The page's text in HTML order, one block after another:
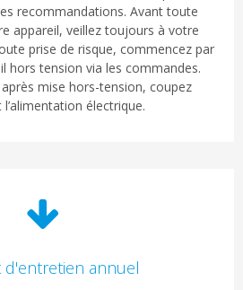
recommandations. Avant toute
appareil, veillez toujours à votre
prise de risque, commencez par
hors tension via les commandes.
mise hors-tension, coupez
électrique.
d'entretien annuel